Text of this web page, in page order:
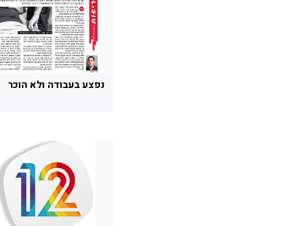
נפצע בעבודה ולא הוכר